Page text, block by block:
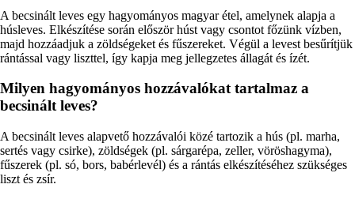
A becsinált leves egy hagyományos magyar étel, amelynek alapja a
húsleves. Elkészítése során először húst vagy csontot főzünk vízben,
majd hozzáadjuk a zöldségeket és fűszereket. Végül a levest besűrítjük
rántással vagy liszttel, így kapja meg jellegzetes állagát és ízét.
Milyen hagyományos hozzávalókat tartalmaz a
becsinált leves?
A becsinált leves alapvető hozzávalói közé tartozik a hús (pl. marha,
sertés vagy csirke), zöldségek (pl. sárgarépa, zeller, vöröshagyma),
fűszerek (pl. só, bors, babérlevél) és a rántás elkészítéséhez szükséges
liszt és zsír.